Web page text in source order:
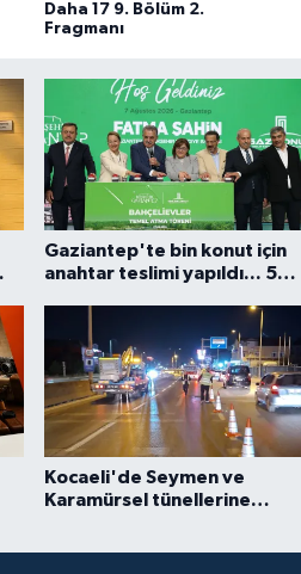
Daha 17 9. Bölüm 2.
Fragmanı
Gaziantep'te bin konut için
anahtar teslimi yapıldı... 5
Kocaeli'de Seymen ve
Karamürsel tünellerine